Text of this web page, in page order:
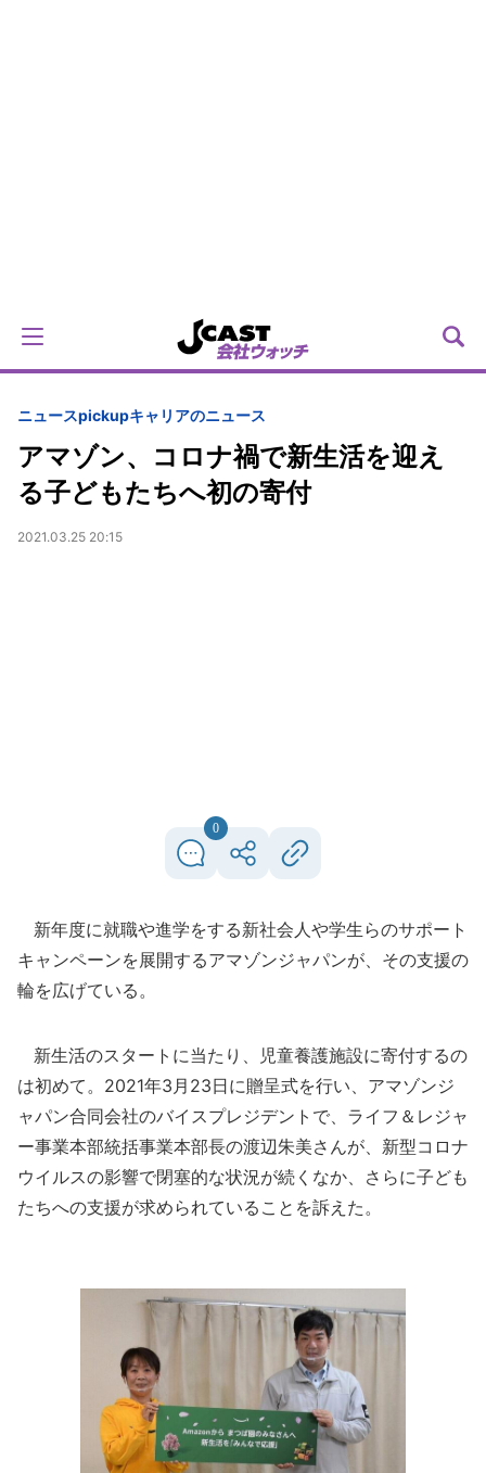
ニュースpickupキャリアのニュース
アマゾン、コロナ禍で新生活を迎え
る子どもたちへ初の寄付
2021.03.25 20:15
0
新年度に就職や進学をする新社会人や学生らのサポート
キャンペーンを展開するアマゾンジャパンが、その支援の
輪を広げている。
新生活のスタートに当たり、児童養護施設に寄付するの
は初めて。2021年3月23日に贈呈式を行い、アマゾンジ
ャパン合同会社のバイスプレジデントで、ライフ＆レジャ
ー事業本部統括事業本部長の渡辺朱美さんが、新型コロナ
ウイルスの影響で閉塞的な状況が続くなか、さらに子ども
たちへの支援が求められていることを訴えた。